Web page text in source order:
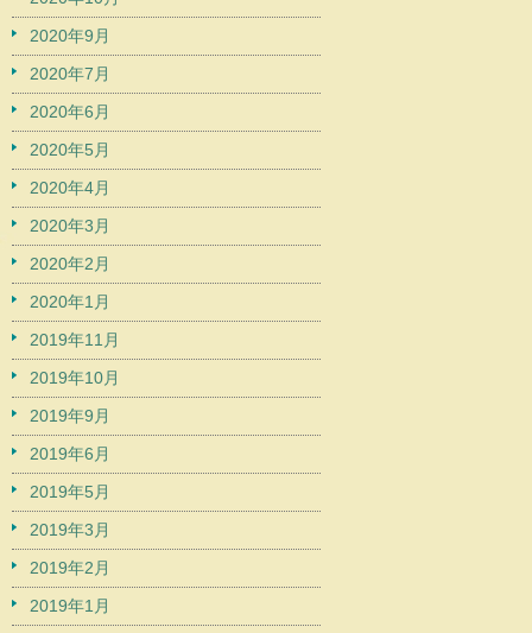
2020年9月
2020年7月
2020年6月
2020年5月
2020年4月
2020年3月
2020年2月
2020年1月
2019年11月
2019年10月
2019年9月
2019年6月
2019年5月
2019年3月
2019年2月
2019年1月